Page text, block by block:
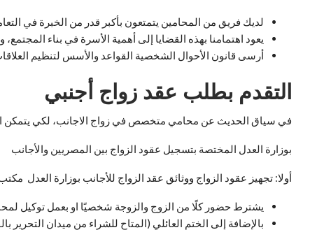
لديك فريق من المحامين يتمتعون بأكبر قدر من الخبرة في
يعود اهتمامنا بهذه القضايا إلى أهمية الأسرة في بناء
أرسى قانون الأحوال الشخصية القواعد والأسس لتنظيم
التقدم بطلب عقد زواج أجنبي
في سياق الحديث عن محامي متخصص في زواج الاجانب، لكي يتمكن
بوزارة العدل المختصة بتسجيل عقود الزواج بين المصريين والأجانب
أولا: تجهيز عقود الزواج ووثائق عقد الزواج للأجانب بوزارة العدل
يشترط حضور كلًا من الزوج والزوجة شخصيًا او بعمل توكيل
بالإضافة إلى الختم العائلي (المتاح للشراء من ميدان التحرير